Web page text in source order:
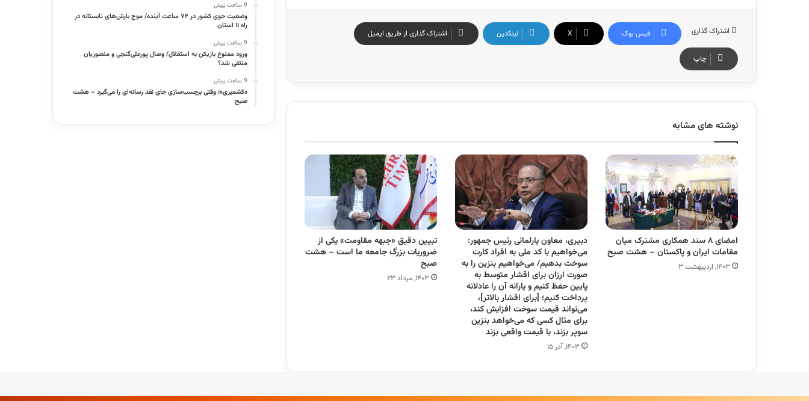
اشتراک گذاری فیس بوک X لینکدین اشتراک گذاری از طریق ایمیل
چاپ
نوشته های مشابه
امضای ۸ سند همکاری مشترک میان
مقامات ایران و پاکستان – هشت صبح
۱۴۰۳, اردیبهشت ۳
دبیری، معاون پارلمانی رئیس جمهور:
می‌خواهیم با کد ملی به افراد کارت
سوخت بدهیم/ می‌خواهیم بنزین را به
صورت ارزان برای اقشار متوسط به
پایین حفظ کنیم و یارانه آن را عادلانه
پرداخت کنیم؛ [برای اقشار بالاتر]،
می‌تواند قیمت سوخت افزایش کند،
برای مثال کسی که می‌خواهد بنزین
سوپر بزند، با قیمت واقعی بزند
۱۴۰۳, آذر ۱۵
تبیین دقیق «جبهه مقاومت» یکی از
ضروریات بزرگ جامعه ما است – هشت
صبح
۱۴۰۳, مرداد ۲۳
9 ساعت پیش
وضعیت جوی کشور در ۷۲ ساعت آینده/ موج بارش‌های تابستانه در
راه ۱۱ استان
9 ساعت پیش
ورود ممنوع بازیکن به استقلال/ وصال پورعلی‌گنجی و منصوریان
منتفی شد؟
9 ساعت پیش
«کشمیری»؛ وقتی برچسب‌سازی جای نقد رسانه‌ای را می‌گیرد – هشت
صبح